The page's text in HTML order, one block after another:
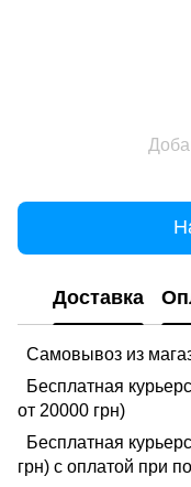
Доставка
Самовывоз из
Бесплатная
от 20000 грн)
Бесплатная
грн) с оплатой при